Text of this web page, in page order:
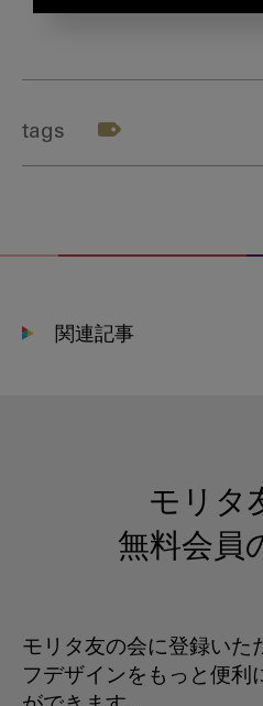
tags
関連記事
モリタ
無料会員
モリタ友の会に登録いた
フデザインをもっと便利